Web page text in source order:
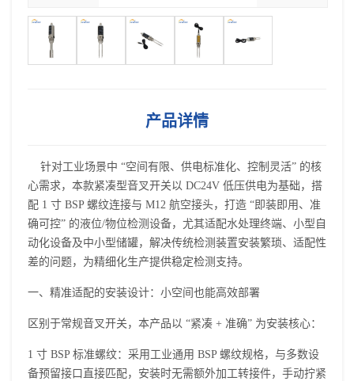
产品详情
针对工业场景中 “空间有限、供电标准化、控制灵活” 的核
心需求，本款紧凑型音叉开关以 DC24V 低压供电为基础，搭
配 1 寸 BSP 螺纹连接与 M12 航空接头，打造 “即装即用、准
确可控” 的液位/物位检测设备，尤其适配水处理终端、小型自
动化设备及中小型储罐，解决传统检测装置安装繁琐、适配性
差的问题，为精细化生产提供稳定检测支持。
一、精准适配的安装设计：小空间也能高效部署
区别于常规音叉开关 ，本产品以 “紧凑 + 准确” 为安装核心：
1 寸 BSP 标准螺纹：采用工业通用 BSP 螺纹规格，与多数设
备预留接口直接匹配，安装时无需额外加工转接件，手动拧紧